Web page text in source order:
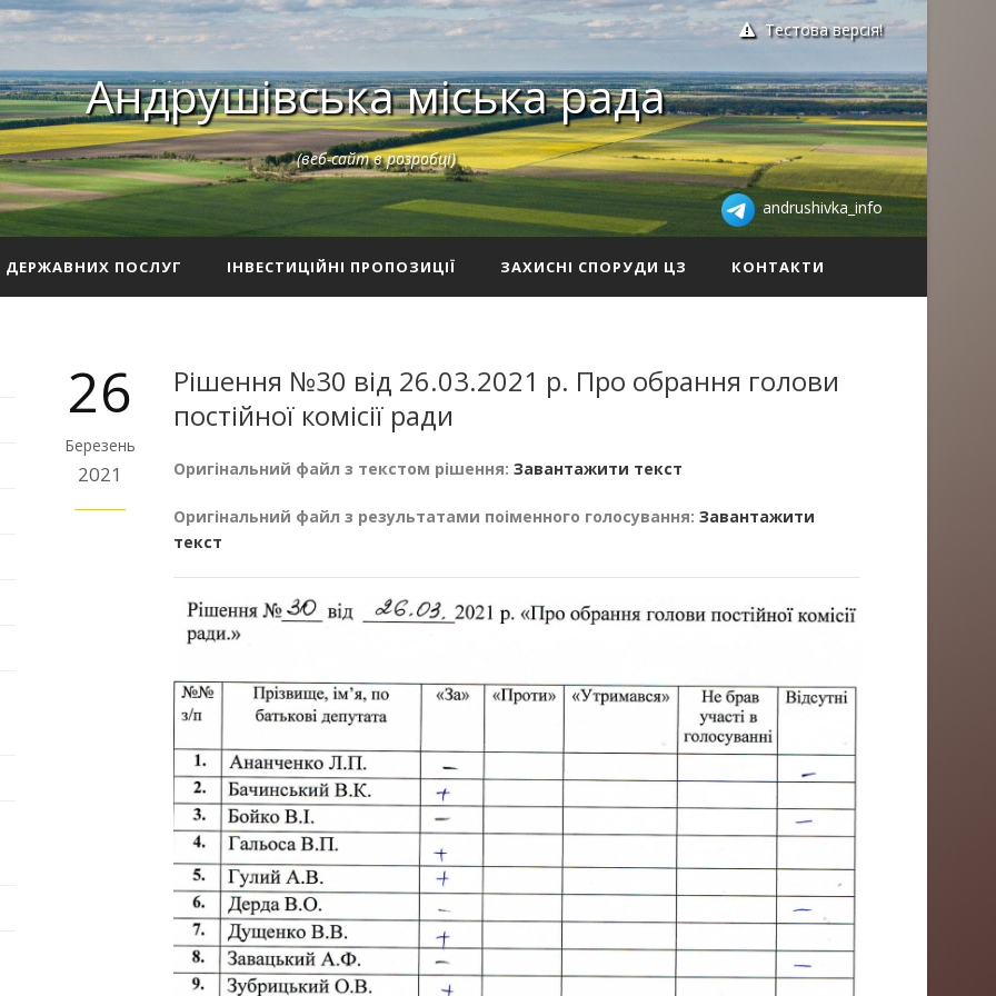
Тестова версія!
Андрушівська міська рада
(веб-сайт в розробці)
andrushivka_info
ДЕРЖАВНИХ ПОСЛУГ ІНВЕСТИЦІЙНІ ПРОПОЗИЦІЇ ЗАХИСНІ СПОРУДИ ЦЗ КОНТАКТИ
26
Березень
2021
Рішення №30 від 26.03.2021 р. Про обрання голови
постійної комісії ради
Оригінальний файл з текстом рішення: Завантажити текст
Оригінальний файл з результатами поіменного голосування: Завантажити
текст